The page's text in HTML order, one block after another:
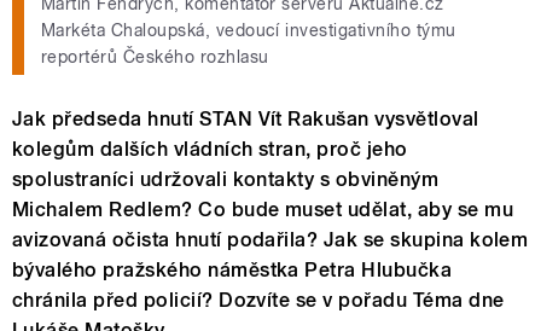
Martin Fendrych, komentátor serveru Aktuálně.cz
Markéta Chaloupská, vedoucí investigativního týmu
reportérů Českého rozhlasu
Jak předseda hnutí STAN Vít Rakušan vysvětloval
kolegům dalších vládních stran, proč jeho
spolustraníci udržovali kontakty s obviněným
Michalem Redlem? Co bude muset udělat, aby se mu
avizovaná očista hnutí podařila? Jak se skupina kolem
bývalého pražského náměstka Petra Hlubučka
chránila před policií? Dozvíte se v pořadu Téma dne